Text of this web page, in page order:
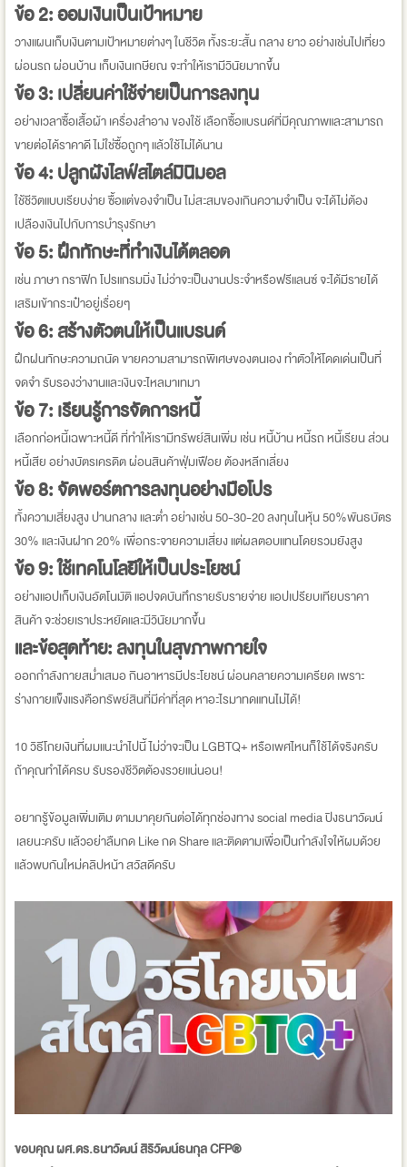
ข้อ 2: ออมเงินเป็นเป้าหมาย
วางแผนเก็บเงินตามเป้าหมายต่างๆ ในชีวิต ทั้งระยะสั้น กลาง ยาว อย่างเช่นไปเที่ยว
ผ่อนรถ ผ่อนบ้าน เก็บเงินเกษียณ จะทำให้เรามีวินัยมากขึ้น
ข้อ 3: เปลี่ยนค่าใช้จ่ายเป็นการลงทุน
อย่างเวลาซื้อเสื้อผ้า เครื่องสำอาง ของใช้ เลือกซื้อแบรนด์ที่มีคุณภาพและสามารถ
ขายต่อได้ราคาดี ไม่ใช่ซื้อถูกๆ แล้วใช้ไม่ได้นาน
ข้อ 4: ปลูกฝังไลฟ์สไตล์มินิมอล
ใช้ชีวิตแบบเรียบง่าย ซื้อแต่ของจำเป็น ไม่สะสมของเกินความจำเป็น จะได้ไม่ต้อง
เปลืองเงินไปกับการบำรุงรักษา
ข้อ 5: ฝึกทักษะที่ทำเงินได้ตลอด
เช่น ภาษา กราฟิก โปรแกรมมิ่ง ไม่ว่าจะเป็นงานประจำหรือฟรีแลนซ์ จะได้มีรายได้
เสริมเข้ากระเป๋าอยู่เรื่อยๆ
ข้อ 6: สร้างตัวตนให้เป็นแบรนด์
ฝึกฝนทักษะความถนัด ขายความสามารถพิเศษของตนเอง ทำตัวให้โดดเด่นเป็นที่
จดจำ รับรองว่างานและเงินจะไหลมาเทมา
ข้อ 7: เรียนรู้การจัดการหนี้
เลือกก่อหนี้เฉพาะหนี้ดี ที่ทำให้เรามีทรัพย์สินเพิ่ม เช่น หนี้บ้าน หนี้รถ หนี้เรียน ส่วน
หนี้เสีย อย่างบัตรเครดิต ผ่อนสินค้าฟุ่มเฟือย ต้องหลีกเลี่ยง
ข้อ 8: จัดพอร์ตการลงทุนอย่างมือโปร
ทั้งความเสี่ยงสูง ปานกลาง และต่ำ อย่างเช่น 50-30-20 ลงทุนในหุ้น 50%พันธบัตร
30% และเงินฝาก 20% เพื่อกระจายความเสี่ยง แต่ผลตอบแทนโดยรวมยังสูง
ข้อ 9: ใช้เทคโนโลยีให้เป็นประโยชน์
อย่างแอปเก็บเงินอัตโนมัติ แอปจดบันทึกรายรับรายจ่าย แอปเปรียบเทียบราคา
สินค้า จะช่วยเราประหยัดและมีวินัยมากขึ้น
และข้อสุดท้าย: ลงทุนในสุขภาพกายใจ
ออกกำลังกายสม่ำเสมอ กินอาหารมีประโยชน์ ผ่อนคลายความเครียด เพราะ
ร่างกายแข็งแรงคือทรัพย์สินที่มีค่าที่สุด หาอะไรมาทดแทนไม่ได้!
10 วิธีโกยเงินที่ผมแนะนำไปนี้ ไม่ว่าจะเป็น LGBTQ+ หรือเพศไหนก็ใช้ได้จริงครับ
ถ้าคุณทำได้ครบ รับรองชีวิตต้องรวยแน่นอน!
อยากรู้ข้อมูลเพิ่มเติม ตามมาคุยกันต่อได้ทุกช่องทาง social media ปิงธนาวัฒน์
เลยนะครับ แล้วอย่าลืมกด Like กด Share และติดตามเพื่อเป็นกำลังใจให้ผมด้วย
แล้วพบกันใหม่คลิปหน้า สวัสดีครับ
ขอบคุณ ผศ.ดร.ธนาวัฒน์ สิริวัฒน์ธนกุล CFP®